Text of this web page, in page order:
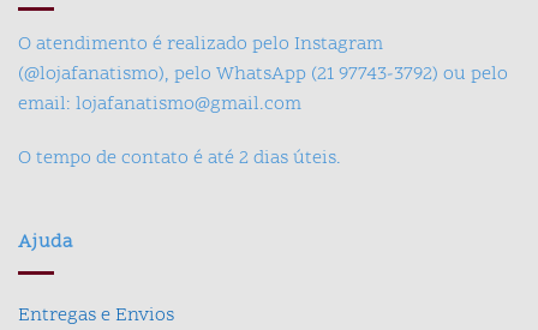
O atendimento é realizado pelo Instagram
(@lojafanatismo), pelo WhatsApp (21 97743-3792) ou pelo
email: lojafanatismo@gmail.com
O tempo de contato é até 2 dias úteis.
Ajuda
Entregas e Envios